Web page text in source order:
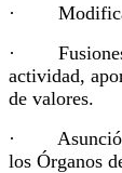
·
· Fusiones,
actividad,
de valores.
· Asunción
los Órganos